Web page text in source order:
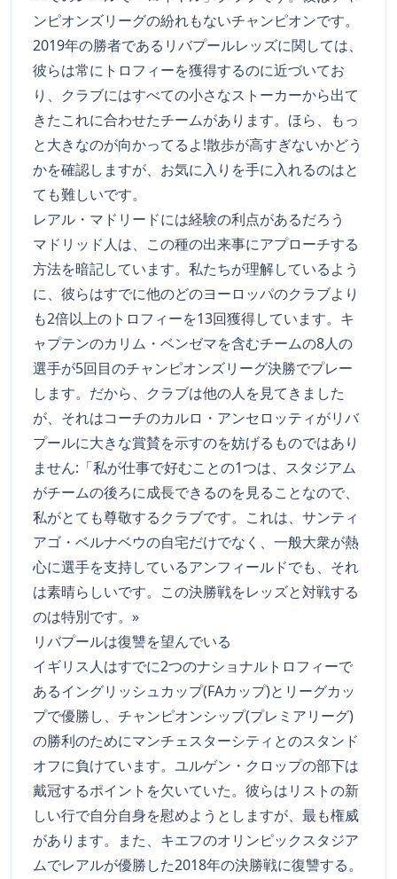
ンピオンズリーグの紛れもないチャンピオンです。
2019年の勝者であるリバプールレッズに関しては、
彼らは常にトロフィーを獲得するのに近づいてお
り、クラブにはすべての小さなストーカーから出て
きたこれに合わせたチームがあります。ほら、もっ
と大きなのが向かってるよ!散歩が高すぎないかどう
かを確認しますが、お気に入りを手に入れるのはと
ても難しいです。
レアル・マドリードには経験の利点があるだろう
マドリッド人は、この種の出来事にアプローチする
方法を暗記しています。私たちが理解しているよう
に、彼らはすでに他のどのヨーロッパのクラブより
も2倍以上のトロフィーを13回獲得しています。キ
ャプテンのカリム・ベンゼマを含むチームの8人の
選手が5回目のチャンピオンズリーグ決勝でプレー
します。だから、クラブは他の人を見てきました
が、それはコーチのカルロ・アンセロッティがリバ
プールに大きな賞賛を示すのを妨げるものではあり
ません:「私が仕事で好むことの1つは、スタジアム
がチームの後ろに成長できるのを見ることなので、
私がとても尊敬するクラブです。これは、サンティ
アゴ・ベルナベウの自宅だけでなく、一般大衆が熱
心に選手を支持しているアンフィールドでも、それ
は素晴らしいです。この決勝戦をレッズと対戦する
のは特別です。»
リバプールは復讐を望んでいる
イギリス人はすでに2つのナショナルトロフィーで
あるイングリッシュカップ(FAカップ)とリーグカッ
プで優勝し、チャンピオンシップ(プレミアリーグ)
の勝利のためにマンチェスターシティとのスタンド
オフに負けています。ユルゲン・クロップの部下は
戴冠するポイントを欠いていた。彼らはリストの新
しい行で自分自身を慰めようとしますが、最も権威
があります。また、キエフのオリンピックスタジア
ムでレアルが優勝した2018年の決勝戦に復讐する。